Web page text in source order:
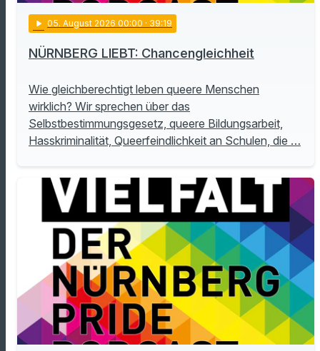
play_arrow 05. August 2026 00:00 · 39:19
NÜRNBERG LIEBT: Chancengleichheit
Wie gleichberechtigt leben queere Menschen
wirklich? Wir sprechen über das
Selbstbestimmungsgesetz, queere Bildungsarbeit,
Hasskriminalität, Queerfeindlichkeit an Schulen, die …